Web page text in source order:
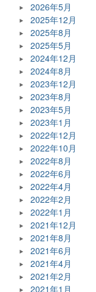
2026年5月
2025年12月
2025年8月
2025年5月
2024年12月
2024年8月
2023年12月
2023年8月
2023年5月
2023年1月
2022年12月
2022年10月
2022年8月
2022年6月
2022年4月
2022年2月
2022年1月
2021年12月
2021年8月
2021年6月
2021年4月
2021年2月
2021年1月